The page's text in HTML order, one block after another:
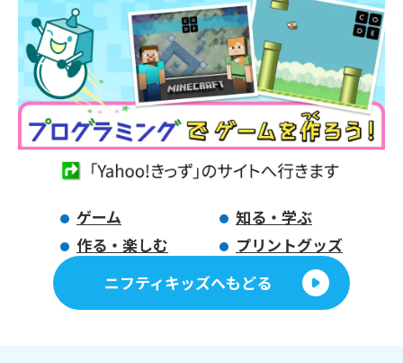
ゲーム
知る・学ぶ
作る・楽しむ
プリントグッズ
ニフティキッズへもどる